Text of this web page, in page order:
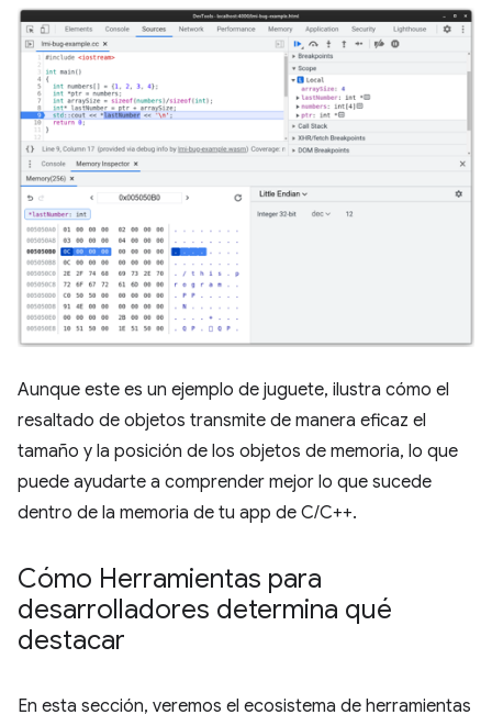
Aunque este es un ejemplo de juguete, ilustra cómo el
resaltado de objetos transmite de manera eficaz el
tamaño y la posición de los objetos de memoria, lo que
puede ayudarte a comprender mejor lo que sucede
dentro de la memoria de tu app de C/C++.
Cómo Herramientas para
desarrolladores determina qué
destacar
En esta sección, veremos el ecosistema de herramientas